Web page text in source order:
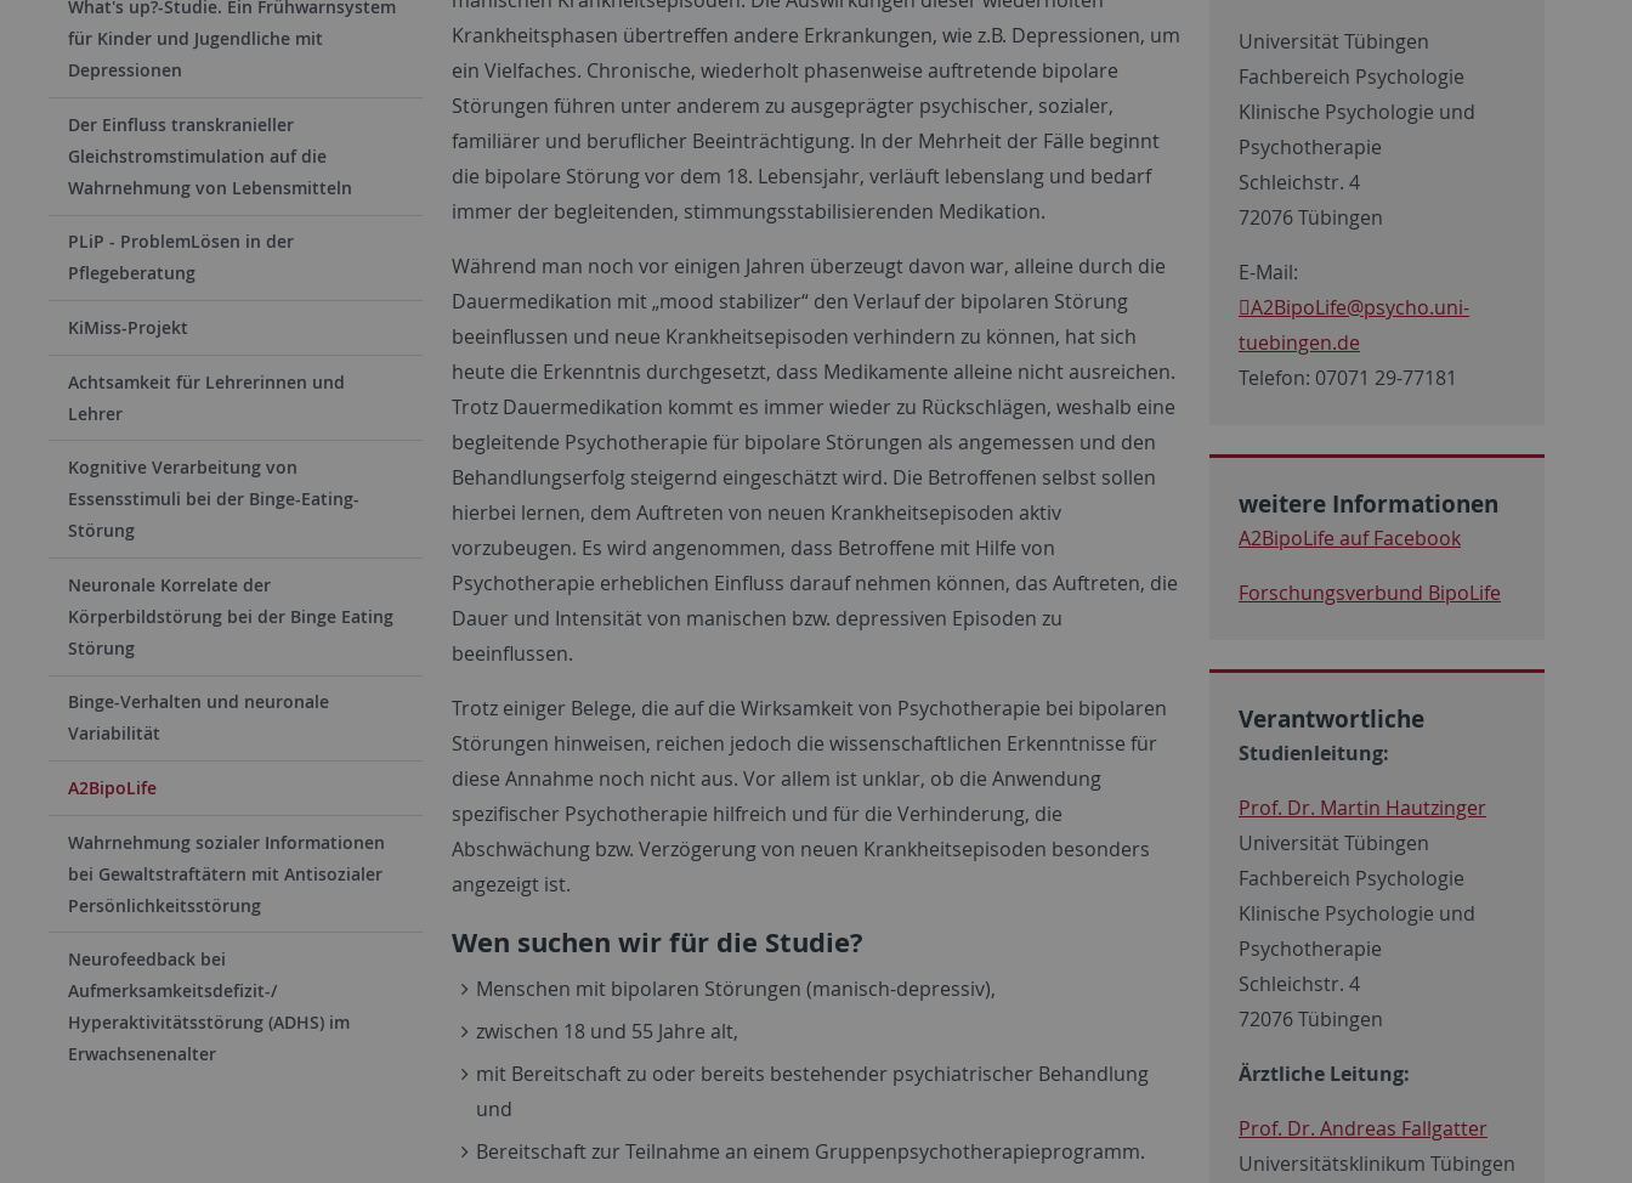
What's up?-Studie. Ein Frühwarnsystem
für Kinder und Jugendliche mit
Depressionen
Der Einfluss transkranieller
Gleichstromstimulation auf die
Wahrnehmung von Lebensmitteln
PLiP - ProblemLösen in der
Pflegeberatung
KiMiss-Projekt
Achtsamkeit für Lehrerinnen und
Lehrer
Kognitive Verarbeitung von
Essensstimuli bei der Binge-Eating-
Störung
Neuronale Korrelate der
Körperbildstörung bei der Binge Eating
Störung
Binge-Verhalten und neuronale
Variabilität
A2BipoLife
Wahrnehmung sozialer Informationen
bei Gewaltstraftätern mit Antisozialer
Persönlichkeitsstörung
Neurofeedback bei
Aufmerksamkeitsdefizit-/
Hyperaktivitätsstörung (ADHS) im
Erwachsenenalter
Krankheitsphasen übertreffen andere Erkrankungen, wie z.B. Depressionen, um
ein Vielfaches. Chronische, wiederholt phasenweise auftretende bipolare
Störungen führen unter anderem zu ausgeprägter psychischer, sozialer,
familiärer und beruflicher Beeinträchtigung. In der Mehrheit der Fälle beginnt
die bipolare Störung vor dem 18. Lebensjahr, verläuft lebenslang und bedarf
immer der begleitenden, stimmungsstabilisierenden Medikation.
Während man noch vor einigen Jahren überzeugt davon war, alleine durch die
Dauermedikation mit „mood stabilizer“ den Verlauf der bipolaren Störung
beeinflussen und neue Krankheitsepisoden verhindern zu können, hat sich
heute die Erkenntnis durchgesetzt, dass Medikamente alleine nicht ausreichen.
Trotz Dauermedikation kommt es immer wieder zu Rückschlägen, weshalb eine
begleitende Psychotherapie für bipolare Störungen als angemessen und den
Behandlungserfolg steigernd eingeschätzt wird. Die Betroffenen selbst sollen
hierbei lernen, dem Auftreten von neuen Krankheitsepisoden aktiv
vorzubeugen. Es wird angenommen, dass Betroffene mit Hilfe von
Psychotherapie erheblichen Einfluss darauf nehmen können, das Auftreten, die
Dauer und Intensität von manischen bzw. depressiven Episoden zu
beeinflussen.
Trotz einiger Belege, die auf die Wirksamkeit von Psychotherapie bei bipolaren
Störungen hinweisen, reichen jedoch die wissenschaftlichen Erkenntnisse für
diese Annahme noch nicht aus. Vor allem ist unklar, ob die Anwendung
spezifischer Psychotherapie hilfreich und für die Verhinderung, die
Abschwächung bzw. Verzögerung von neuen Krankheitsepisoden besonders
angezeigt ist.
Wen suchen wir für die Studie?
Menschen mit bipolaren Störungen (manisch-depressiv),
zwischen 18 und 55 Jahre alt,
mit Bereitschaft zu oder bereits bestehender psychiatrischer Behandlung
und
Bereitschaft zur Teilnahme an einem Gruppenpsychotherapieprogramm.
Universität Tübingen
Fachbereich Psychologie
Klinische Psychologie und
Psychotherapie
Schleichstr. 4
72076 Tübingen
E-Mail:
A2BipoLife@psycho.uni-
tuebingen.de
Telefon: 07071 29-77181
weitere Informationen
A2BipoLife auf Facebook
Forschungsverbund BipoLife
Verantwortliche
Studienleitung:
Prof. Dr. Martin Hautzinger
Universität Tübingen
Fachbereich Psychologie
Klinische Psychologie und
Psychotherapie
Schleichstr. 4
72076 Tübingen
Ärztliche Leitung:
Prof. Dr. Andreas Fallgatter
Universitätsklinikum Tübingen